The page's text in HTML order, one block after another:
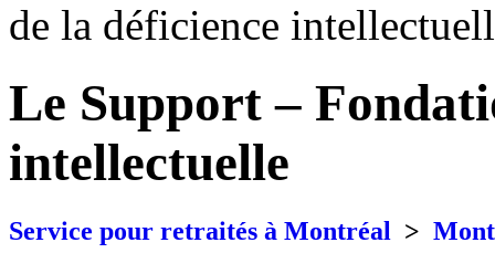
de la déficience
Le Support –
intellectuelle
Service pour retraités à Montréal >